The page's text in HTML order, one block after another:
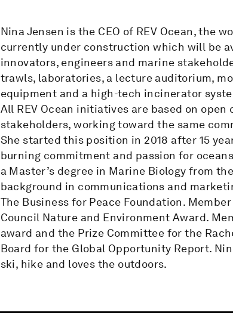
Nina Jensen is the CEO of REV Ocean, the
currently under construction which will be
innovators, engineers and marine
trawls, laboratories, a lecture auditorium,
equipment and a high-tech incinerator
All REV Ocean initiatives are based on
stakeholders, working toward the same
She started this position in 2018 after 15
burning commitment and passion for
a Master’s degree in Marine Biology from
background in communications and
The Business for Peace Foundation.
Council Nature and Environment Award.
award and the Prize Committee for the
Board for the Global Opportunity Report.
ski, hike and loves the outdoors.